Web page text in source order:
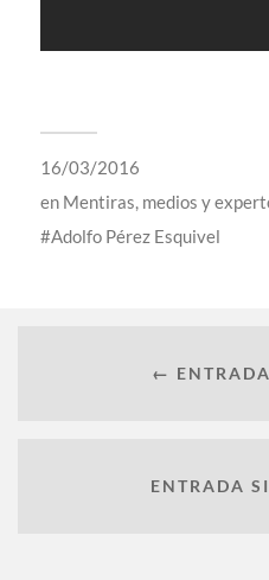
16/03/2016
en Mentiras, medios y
Adolfo Pérez Esquivel
←
ENTRADA